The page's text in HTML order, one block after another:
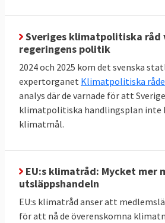
Energieffektivisering
förnybart
Jämfört med 2005 ska EU
sin primära
procent till högst 992,5 Mtoe.
Andelen förnybar energi i EU
mellan 2020 och 2030 till
men gärna 45 procent.
Sveriges klimatpolitiska råd
regeringens politik
2024 och 2025 kom det svenska
expertorganet Klimatpolitiska
analys där de varnade för att
klimatpolitiska handlingsplan inte
klimatmål.
EU:s klimatråd: Mycket mer
utsläppshandeln
EU:s klimatråd anser att
för att nå de överenskomna